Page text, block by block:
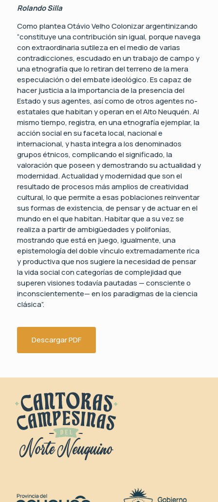
Rolando Silla
Como plantea Otávio Velho Colonizar argentinizando
“constituye una contribución sin igual, porque navega
con extraordinaria sutileza en el medio de varias
contradicciones, escudado en un trabajo de campo y
una etnografía que lo retiran del terreno de la mera
especulación o del embate ideológico. Es capaz de
hacer justicia a la importancia de la presencia del
Estado y sus agentes, así como de otros agentes no-
estatales que habitan y operan en el Alto Neuquén. Al
mismo tiempo, registra, en una etnografía ejemplar, la
acción social en su faceta local, nacional e
internacional, y hasta integra a los denominados
grupos étnicos, complicando el significado, la
valoración que poseen y demostrando su actualidad y
modernidad. Actualidad y modernidad que son el
resultado de procesos más amplios de creatividad
cultural, lo que permite a esas poblaciones reinventar
sus formas de existencia, de pensar y de actuar en el
mundo en el que habitan. Habitar que a su vez se
realiza a partir de ambigüedades y polifonías,
mostrando que está en juego, igualmente, una
epistemología del doble vínculo extremadamente rica
y productiva que nos sugiere la necesidad de pensar
la vida social con categorías de complejidad que
superen visiones todavía pautadas — consciente o
inconscientemente— en los paradigmas de la ciencia
clásica”.
Descargar PDF